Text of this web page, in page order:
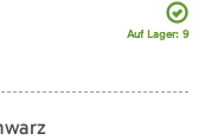
Auf Lager: 9